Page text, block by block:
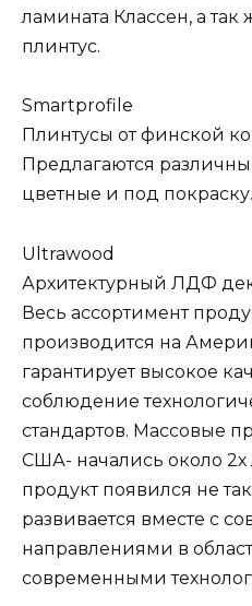
ламината Классен, а
плинтус.
Smartprofile
Плинтусы от финской
Предлагаются
цветные и под покраску.
Ultrawood
Архитектурный ЛДФ
Весь ассортимент
производится на
гарантирует высокое
соблюдение
стандартов. Массовые
США- начались около 2х
продукт появился не
развивается вместе с
направлениями в
современными